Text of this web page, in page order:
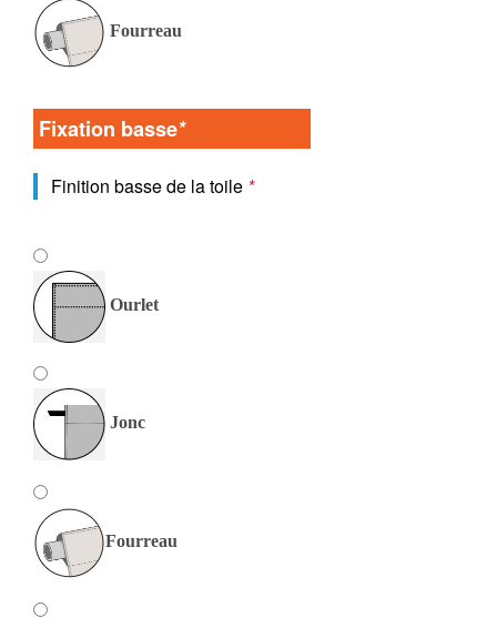
Fourreau
Fixation basse*
Finition basse de la toile *
Ourlet
Jonc
Fourreau